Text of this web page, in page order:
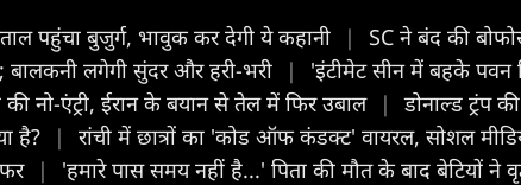
पहुंचा बुजुर्ग, भावुक कर देगी ये कहानी |
SC ने बंद की
लगेगी सुंदर और हरी-भरी |
'इंटीमेट सीन में बहके पवन
नो-एंट्री, ईरान के बयान से तेल में फिर उबाल | डोनाल्ड ट्रंप
है?
| रांची में छात्रों का 'कोड ऑफ कंडक्ट' वायरल, सोशल
| 'हमारे पास समय नहीं है...' पिता की मौत के बाद बेटियों ने